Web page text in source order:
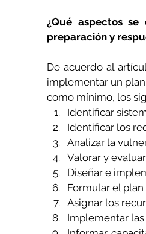
¿Qué aspectos
preparación y
De acuerdo al
implementar un
como mínimo, los
Identificar
Identificar los
Analizar la
Valorar y
Diseñar e
Formular el
Asignar los
Implementar